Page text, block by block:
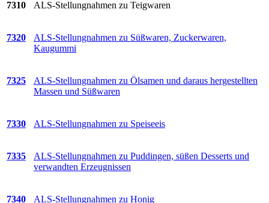
7310 ALS-Stellungnahmen zu Teigwaren
7320
ALS-Stellungnahmen zu Süßwaren, Zuckerwaren,
Kaugummi
7325
ALS-Stellungnahmen zu Ölsamen und daraus hergestellten
Massen und Süßwaren
7330 ALS-Stellungnahmen zu Speiseeis
7335
ALS-Stellungnahmen zu Puddingen, süßen Desserts und
verwandten Erzeugnissen
7340 ALS-Stellungnahmen zu Honig